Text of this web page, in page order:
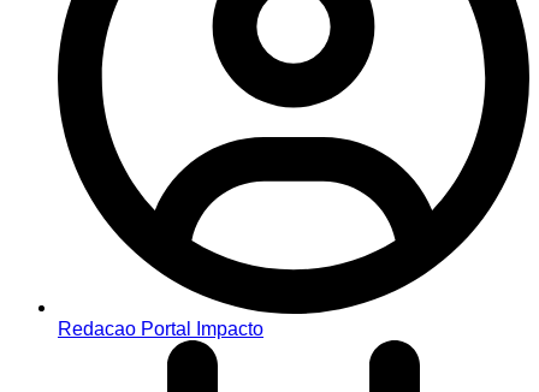
Redacao Portal Impacto